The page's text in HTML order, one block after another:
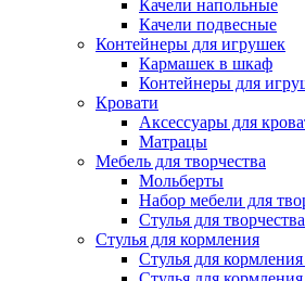
Качели напольные
Качели подвесные
Контейнеры для игрушек
Кармашек в шкаф
Контейнеры для
Кровати
Аксессуары для
Матрацы
Мебель для творчества
Мольберты
Набор мебели для
Стулья для творчества
Стулья для кормления
Стулья для